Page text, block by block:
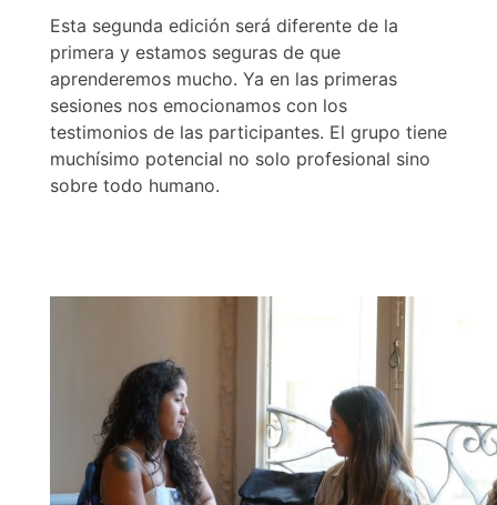
Esta segunda edición será diferente de la
primera y estamos seguras de que
aprenderemos mucho. Ya en las primeras
sesiones nos emocionamos con los
testimonios de las participantes. El grupo tiene
muchísimo potencial no solo profesional sino
sobre todo humano.